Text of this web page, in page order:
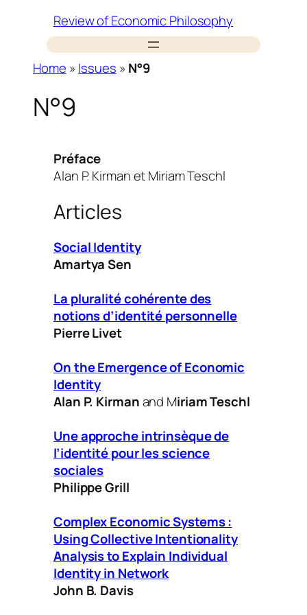
content
Review of Economic Philosophy
Home » Issues » N°9
N°9
Préface
Alan P. Kirman et Miriam Teschl
Articles
Social Identity
Amartya Sen
La pluralité cohérente des
notions d’identité personnelle
Pierre Livet
On the Emergence of Economic
Identity
Alan P. Kirmanand Miriam Teschl
Une approche intrinsèque de
l’identité pour les science
sociales
Philippe Grill
Complex Economic Systems :
Using Collective Intentionality
Analysis to Explain Individual
Identity in Network
John B. Davis